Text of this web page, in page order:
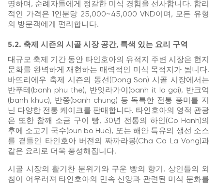
명하며, 순례자들에게 정갈한 미식 경험을 선사합니다. 합리
적인 가격은 1인분당 25,000~45,000 VND이며, 모든 유형
의 방문객에게 편리합니다.
5.2. 축제 시즌의 시골 시장 공간, 특색 있는 요리 구역
대규모 축제 기간 동안 타인호아의 유적지 주변 시장은 현지
문화를 완벽하게 재현하는 매력적인 미식 목적지가 됩니다.
바뜨리에우 축제 시즌의 동선(Dong Son) 시골 시장에서는
반푸테(banh phu the), 반잇라가이(banh it la gai), 반크억
(banh khuc), 반쯩(banh chung) 등 독특한 전통 풍미를 지
닌 다양한 전통 케이크를 판매합니다. 타인호아의 영적 관광
은 또한 참깨 소금 구이 빵, 30년 전통의 하인(Co Hanh)의
후에 소고기 국수(bun bo Hue), 또는 해안 특유의 생선 소스
를 곁들인 타인호아 버전의 짜까라봉(Cha Ca La Vong)과
같은 요리로 더욱 풍성해집니다.
시골 시장의 활기찬 분위기와 구운 빵의 향기, 상인들의 외
침이 어우러져 타인호아의 민속 신앙과 관련된 미식 문화를